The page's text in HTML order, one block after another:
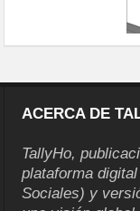
ACERCA DE
TallyHo,
plataforma
Sociales) y